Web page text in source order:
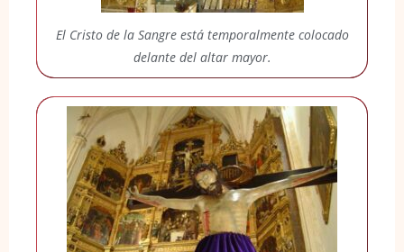
El Cristo de la Sangre está temporalmente colocado
delante del altar mayor.